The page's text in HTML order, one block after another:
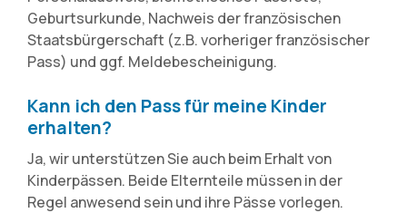
Geburtsurkunde, Nachweis der französischen
Staatsbürgerschaft (z.B. vorheriger französischer
Pass) und ggf. Meldebescheinigung.
Kann ich den Pass für meine Kinder
erhalten?
Ja, wir unterstützen Sie auch beim Erhalt von
Kinderpässen. Beide Elternteile müssen in der
Regel anwesend sein und ihre Pässe vorlegen.